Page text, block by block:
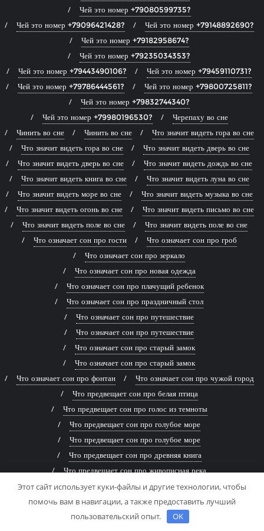
Чей это номер +79080599735?
Чей это номер +79096421428?
Чей это номер +79148892690?
Чей это номер +79182958674?
Чей это номер +79235034353?
Чей это номер +79443490106?
Чей это номер +79459110731?
Чей это номер +79786444561?
Чей это номер +79800725811?
Чей это номер +79832744340?
Чей это номер +79980196530?
Черепаху во сне
Чинить во сне
Чинить во сне
Что значит видеть гора во сне
Что значит видеть гора во сне
Что значит видеть дверь во сне
Что значит видеть дверь во сне
Что значит видеть дождь во сне
Что значит видеть книга во сне
Что значит видеть луна во сне
Что значит видеть море во сне
Что значит видеть музыка во сне
Что значит видеть огонь во сне
Что значит видеть письмо во сне
Что значит видеть поле во сне
Что значит видеть поле во сне
Что означает сон про гости
Что означает сон про гроб
Что означает сон про зеркало
Что означает сон про новая одежда
Что означает сон про плачущий ребенок
Что означает сон про праздничный стол
Что означает сон про путешествие
Что означает сон про путешествие
Что означает сон про старый замок
Что означает сон про старый замок
Что означает сон про фонтан
Что означает сон про чужой город
Что предвещает сон про белая птица
Что предвещает сон про голос из темноты
Что предвещает сон про голубое море
Что предвещает сон про голубое море
Что предвещает сон про древняя книга
Что предвещает сон про живописная река
Что предвещает сон про заброшенный дом
Что предвещает сон про заброшенный дом
Что предвещает сон про змей
Этот сайт использует куки-файлы и другие технологии, чтобы
помочь вам в навигации, а также предоставить лучший
пользовательский опыт.
OK